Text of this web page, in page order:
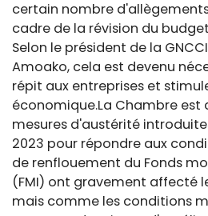
certain nombre
cadre de la révision du
Selon le président de la
Amoako, cela est devenu
répit aux entreprises et
économique.La Chambre est
mesures d'austérité
2023 pour répondre aux
de renflouement du Fonds
(FMI) ont gravement affecté
mais comme les conditions